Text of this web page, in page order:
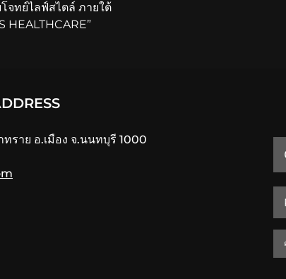
จทย์ไลฟ์สไตล์ ภายใต้
HEALTHCARE”
ราย อ.เมือง จ.นนทบุรี 1000